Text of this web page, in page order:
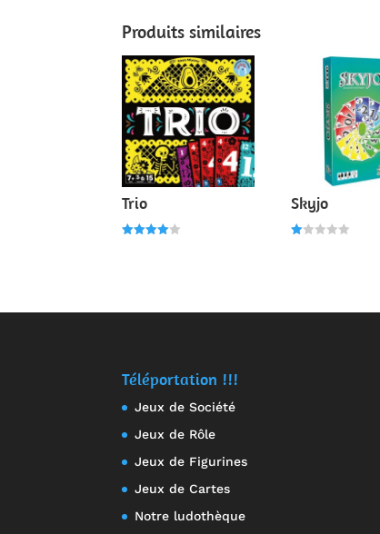
Produits similaires
Trio Skyjo
ur
Téléportation !!!
Jeux de Société
Jeux de Rôle
Jeux de Figurines
Jeux de Cartes
Notre ludothèque